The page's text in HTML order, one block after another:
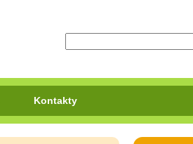
Kontakty